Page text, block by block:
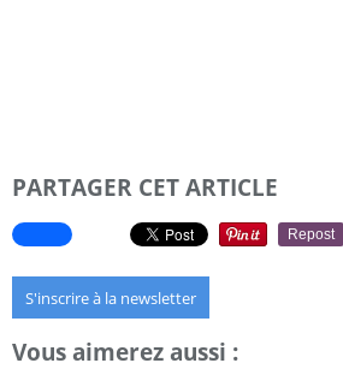
PARTAGER CET ARTICLE
Repost
S'inscrire à la newsletter
Vous aimerez aussi :